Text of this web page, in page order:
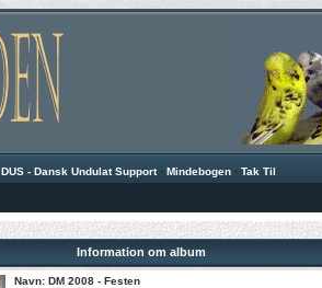
DUS - Dansk Undulat Support · Mindebogen · Tak Til
Information om album
Navn: DM 2008 - Festen